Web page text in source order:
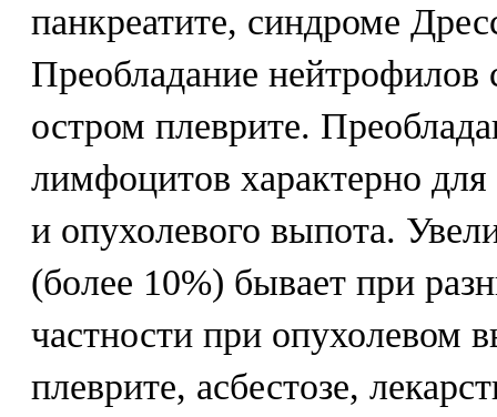
панкреатите, синдроме
Преобладание нейтрофилов
остром плеврите.
лимфоцитов характерно для
и опухолевого выпота.
(более 10%) бывает при
частности при опухолевом
плеврите, асбестозе,